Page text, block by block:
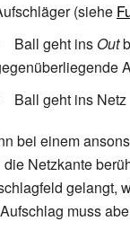
(siehe
Ball geht ins Out
Ball geht ins Netz
bei einem
die Netzkante
gelangt,
muss